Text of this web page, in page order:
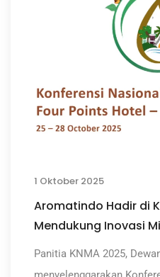
1 Oktober 2025
Aromatindo Hadir di
Mendukung Inovasi
Panitia KNMA 2025,